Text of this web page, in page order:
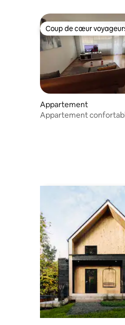
Coup de cœur
Coup de cœur
Appartement
Appartement